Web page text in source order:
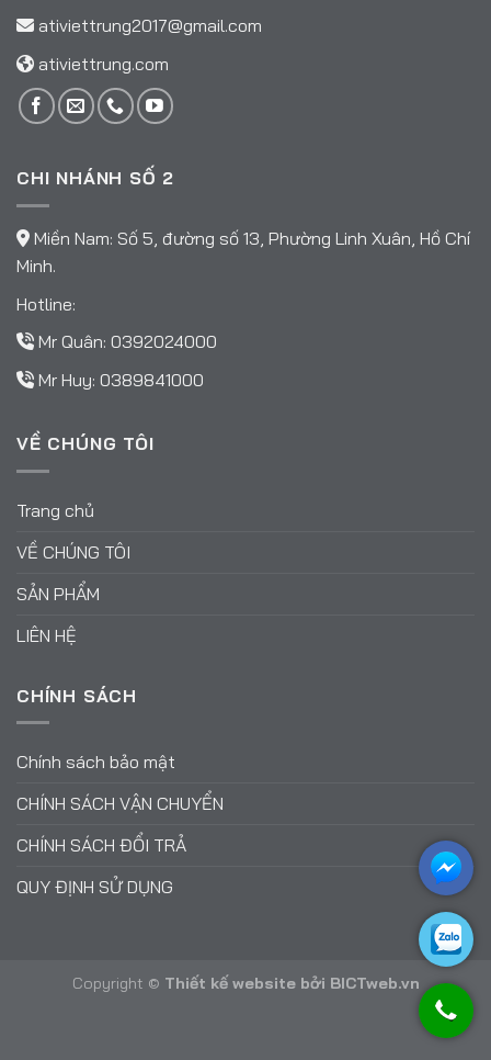
ativiettrung2017@gmail.com
ativiettrung.com
CHI NHÁNH SỐ 2
Miền Nam: Số 5, đường số 13, Phường Linh Xuân, Hồ Chí
Minh.
Hotline:
Mr Quân: 0392024000
Mr Huy: 0389841000
VỀ CHÚNG TÔI
Trang chủ
VỀ CHÚNG TÔI
SẢN PHẨM
LIÊN HỆ
CHÍNH SÁCH
Chính sách bảo mật
CHÍNH SÁCH VẬN CHUYỂN
CHÍNH SÁCH ĐỔI TRẢ
QUY ĐỊNH SỬ DỤNG
Copyright © Thiết kế websitebởi BICTweb.vn